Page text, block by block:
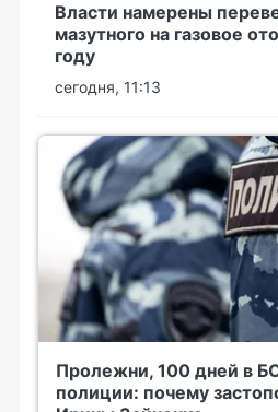
Власти намерены
мазутного на газовое
году
сегодня, 11:13
Пролежни, 100 дней в
полиции: почему